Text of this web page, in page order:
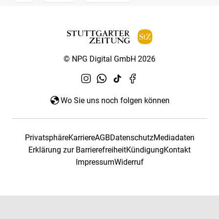
© NPG Digital GmbH 2026
Wo Sie uns noch folgen können
PrivatsphäreKarriereAGBDatenschutzMediadaten
Erklärung zur BarrierefreiheitKündigungKontakt
ImpressumWiderruf